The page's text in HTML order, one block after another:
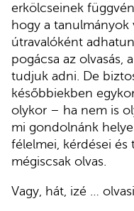
erkölcseinek
hogy a tanulmányok
útravalóként
pogácsa az olvasás,
tudjuk adni. De
későbbiekben
olykor – ha nem is
mi gondolnánk
félelmei, kérdései és
mégiscsak olvas.
Vagy, hát, izé …